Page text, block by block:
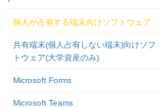
個人が占有する端末向けソフトウェア
共有端末(個人占有しない端末)向けソフ
トウェア(大学資産のみ)
Microsoft Forms
Microsoft Teams